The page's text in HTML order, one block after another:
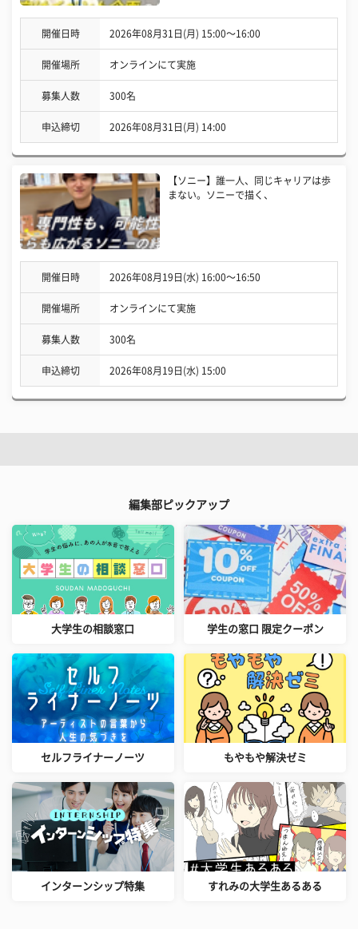
開催日時 2026年08月31日(月) 15:00〜16:00
開催場所 オンラインにて実施
募集人数 300名
申込締切 2026年08月31日(月) 14:00
【ソニー】誰一人、同じキャリアは歩
まない。ソニーで描く、
開催日時 2026年08月19日(水) 16:00〜16:50
開催場所 オンラインにて実施
募集人数 300名
申込締切 2026年08月19日(水) 15:00
編集部ピックアップ
大学生の相談窓口 学生の窓口 限定クーポン
セルフライナーノーツ もやもや解決ゼミ
インターンシップ特集 すれみの大学生あるある